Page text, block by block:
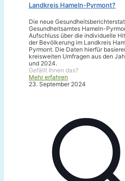
Landkreis Hameln-Pyrmont?
Die neue
Gesundheitsamtes Hameln-
Aufschluss über die individuelle
der Bevölkerung im Landkreis
Pyrmont. Die Daten hierfür
kreisweiten Umfragen aus den
und 2024.
Gefällt Ihnen das?
Mehr erfahren
23. September 2024